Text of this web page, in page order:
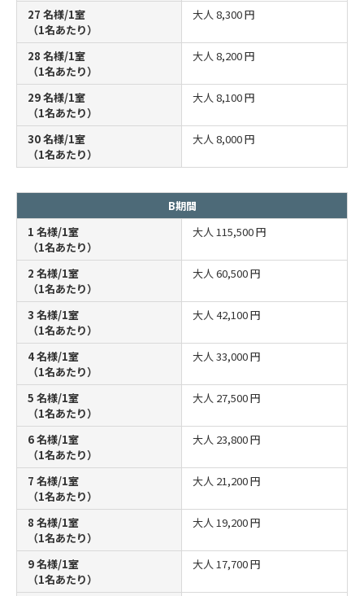
27 名様/1室
（1名あたり）
大人 8,300 円
28 名様/1室
（1名あたり）
大人 8,200 円
29 名様/1室
（1名あたり）
大人 8,100 円
30 名様/1室
（1名あたり）
大人 8,000 円
B期間
1 名様/1室
（1名あたり）
大人 115,500 円
2 名様/1室
（1名あたり）
大人 60,500 円
3 名様/1室
（1名あたり）
大人 42,100 円
4 名様/1室
（1名あたり）
大人 33,000 円
5 名様/1室
（1名あたり）
大人 27,500 円
6 名様/1室
（1名あたり）
大人 23,800 円
7 名様/1室
（1名あたり）
大人 21,200 円
8 名様/1室
（1名あたり）
大人 19,200 円
9 名様/1室
（1名あたり）
大人 17,700 円